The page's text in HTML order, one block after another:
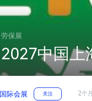
劳保展
2027中国上
国际会展 关注 2个